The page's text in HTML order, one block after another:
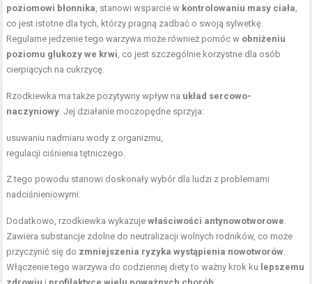
poziomowi błonnika, stanowi wsparcie w kontrolowaniu masy ciała,
co jest istotne dla tych, którzy pragną zadbać o swoją sylwetkę.
Regularne jedzenie tego warzywa może również pomóc w obniżeniu
poziomu glukozy we krwi, co jest szczególnie korzystne dla osób
cierpiących na cukrzycę.
Rzodkiewka ma także pozytywny wpływ na układ sercowo-
naczyniowy. Jej działanie moczopędne sprzyja:
usuwaniu nadmiaru wody z organizmu,
regulacji ciśnienia tętniczego.
Z tego powodu stanowi doskonały wybór dla ludzi z problemami
nadciśnieniowymi.
Dodatkowo, rzodkiewka wykazujewłaściwości antynowotworowe.
Zawiera substancje zdolne do neutralizacji wolnych rodników, co może
przyczynić się do zmniejszenia ryzyka wystąpienia nowotworów.
Włączenie tego warzywa do codziennej diety to ważny krok ku lepszemu